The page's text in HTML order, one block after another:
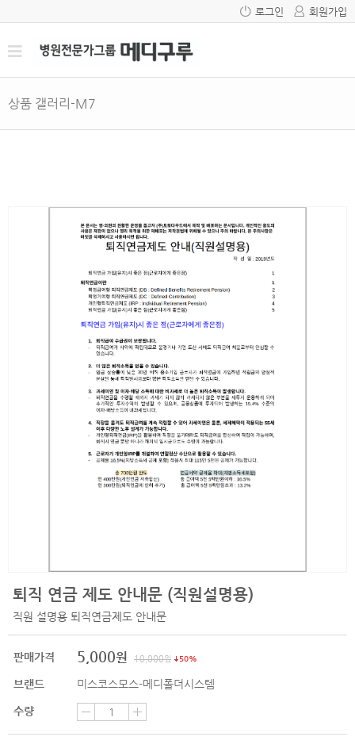
로그인 회원가입
상품 갤러리-M7
퇴직 연금 제도 안내문 (직원설명용)
직원 설명용 퇴직연금제도 안내문
판매가격 5,000원 10,000원 50%
브랜드 미스코스모스-메디폴더시스템
수량